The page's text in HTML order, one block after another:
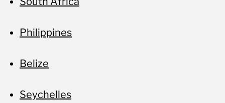
Philippines
Belize
Seychelles